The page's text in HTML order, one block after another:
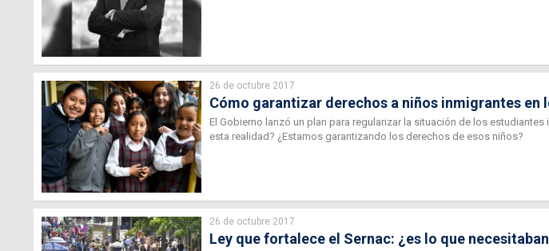
26 de octubre 2017
Cómo garantizar derechos a niños inmigrantes en
El Gobierno lanzó un plan para regularizar la situación de los
esta realidad? ¿Estamos garantizando los derechos de esos niños?
26 de octubre 2017
Ley que fortalece el Sernac: ¿es lo que